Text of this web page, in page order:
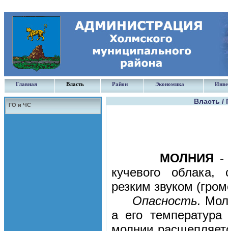
Главная Власть Район Экономика
ГО и ЧС Власть /
МОЛНИЯ -
кучевого
резким звуком
Опасность.
а его